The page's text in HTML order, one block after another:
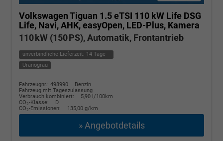
Volkswagen Tiguan 1.5 eTSI 110 kW Life DSG
Life, Navi, AHK, easyOpen, LED-Plus, Kamera
110 kW (150 PS), Automatik, Frontantrieb
unverbindliche Lieferzeit: 14 Tage
Uranograu
Fahrzeugnr.: 498990
Benzin
Fahrzeug mit Tageszulassung
Verbrauch kombiniert:
5,90 l/100km
CO2-Klasse:
D
CO2-Emissionen: 135,00 g/km
» Angebotdetails